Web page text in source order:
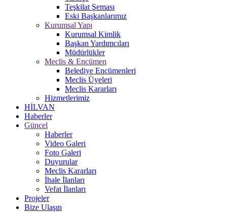
Teşkilat Şeması
Eski Başkanlarımız
Kurumsal Yapı
Kurumsal Kimlik
Başkan Yardımcıları
Müdürlükler
Meclis & Encümen
Belediye Encümenleri
Meclis Üyeleri
Meclis Kararları
Hizmetlerimiz
HİLVAN
Haberler
Güncel
Haberler
Video Galeri
Foto Galeri
Duyurular
Meclis Kararları
İhale İlanları
Vefat İlanları
Projeler
Bize Ulaşın